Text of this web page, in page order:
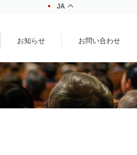
JA
お知らせ お問い合わせ